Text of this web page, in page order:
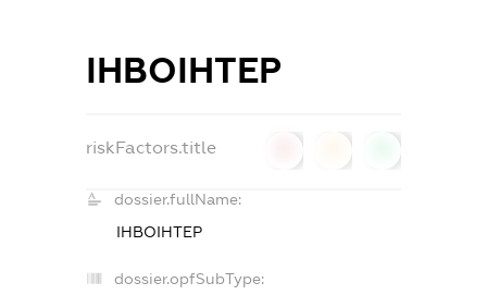
ІНВОІНТЕР
riskFactors.title
dossier.fullName:
ІНВОІНТЕР
dossier.opfSubType: